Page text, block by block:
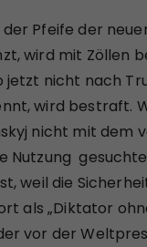
Pfeife der
wird mit Zöllen
jetzt nicht nach
wird bestraft.
nicht mit dem
Nutzung
weil die
als „Diktator
vor der